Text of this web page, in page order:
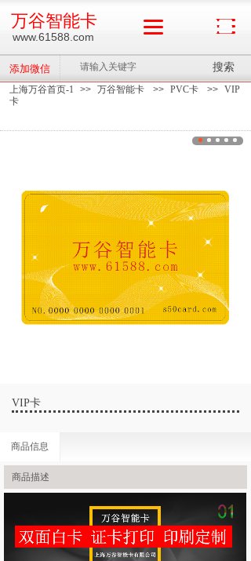
上海万谷首页-1 >> 万谷智能卡 >> PVC卡 >> VIP
卡
VIP卡
商品信息
商品描述
添加微信 搜索
www.61588.com
万谷智能卡